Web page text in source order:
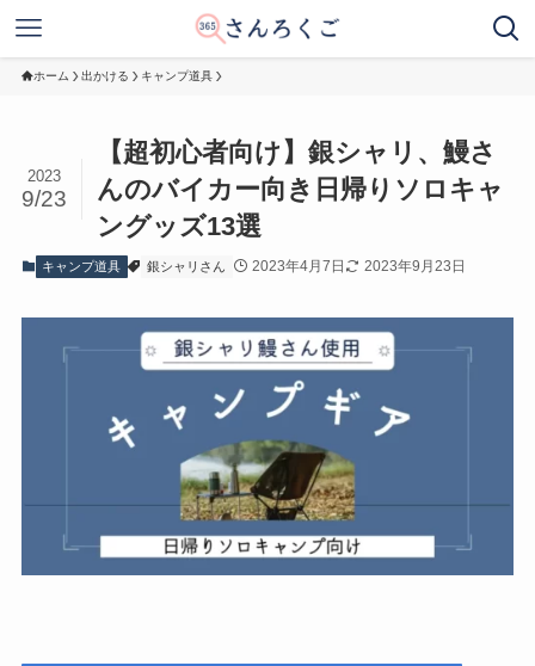
ホーム 出かける キャンプ道具
【超初心者向け】銀シャリ、鰻さ
んのバイカー向き日帰りソロキャ
ングッズ13選
2023
9/23
キャンプ道具 銀シャリさん 2023年4月7日 2023年9月23日